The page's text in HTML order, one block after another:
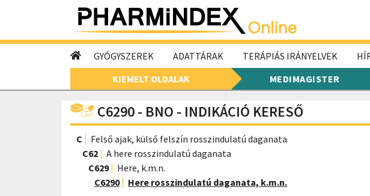
GYÓGYSZEREK ADATTÁRAK TERÁPIÁS IRÁNYELVEK
KIEMELT OLDALAK
MEDIMAGISTER
C6290 - BNO - INDIKÁCIÓ KERESŐ
C
Felső ajak, külső felszín rosszindulatú daganata
C62
A here rosszindulatú daganata
C629
Here, k.m.n.
C6290
Here rosszindulatú daganata, k.m.n.